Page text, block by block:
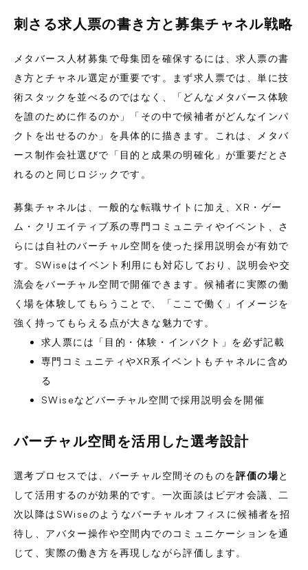
刺さる求人票の書き方と募集チャネル戦略
メタバース人材募集で母集団を確保するには、求人票の書
き方とチャネル選定が重要です。まず求人票では、単に技
術スタックを並べるのではなく、「どんなメタバース体験
を誰のために作るのか」「その中で候補者がどんなインパ
クトを出せるのか」を具体的に描きます。これは、メタバ
ース制作会社選びで「目的と成果の明確化」が重要だとさ
れるのと同じロジックです。
募集チャネルは、一般的な転職サイトに加え、XR・ゲー
ム・クリエイティブ系の専門コミュニティやイベント、さ
らには自社のバーチャル空間を使った採用説明会が有効で
す。SWiseはイベント利用にも対応しており、説明会や交
流会をバーチャル空間で開催できます。候補者に実際の働
く場を体験してもらうことで、「ここで働く」イメージを
強く持ってもらえる点が大きな魅力です。
求人票には「目的・体験・インパクト」を必ず記載
専門コミュニティやXR系イベントもチャネルに含め
る
SWiseなどバーチャル空間で採用説明会を開催
バーチャル空間を活用した選考設計
選考プロセスでは、バーチャル空間そのものを評価の場と
して活用するのが効果的です。一次面談はビデオ会議、二
次以降はSWiseのようなバーチャルオフィスに候補者を招
待し、アバター操作や空間内でのコミュニケーションを通
じて、実際の働き方を再現しながら評価します。